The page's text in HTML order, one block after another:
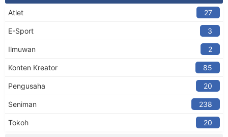
Atlet 27
E-Sport 3
Ilmuwan 2
Konten Kreator​ 85
Pengusaha 20
Seniman 238
Tokoh 20